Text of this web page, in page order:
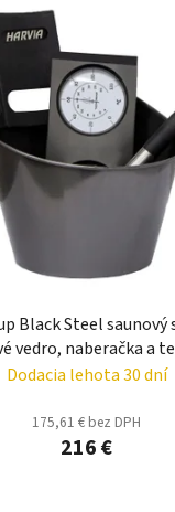
Black Steel saunový
vedro, naberačka a
Dodacia lehota 30 dní
175,61 € bez DPH
216 €